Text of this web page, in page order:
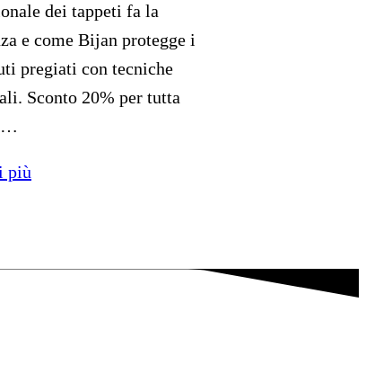
dei tappeti fa la
e come Bijan protegge i
pregiati con tecniche
Sconto 20% per tutta
più